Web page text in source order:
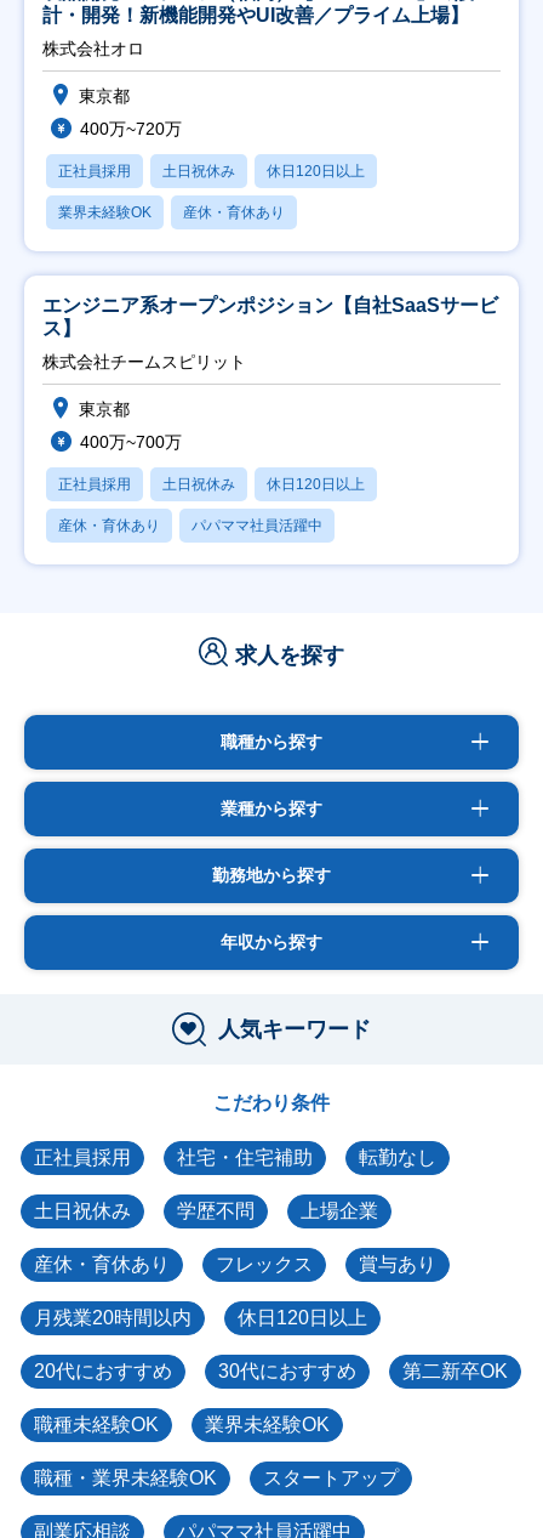
計・開発！新機能開発やUI改善／プライム上場】
株式会社オロ
東京都
400万~720万
正社員採用 土日祝休み 休日120日以上
業界未経験OK 産休・育休あり
エンジニア系オープンポジション【自社SaaSサービ
ス】
株式会社チームスピリット
東京都
400万~700万
正社員採用 土日祝休み 休日120日以上
産休・育休あり パパママ社員活躍中
求人を探す
職種から探す
業種から探す
勤務地から探す
年収から探す
人気キーワード
こだわり条件
正社員採用 社宅・住宅補助 転勤なし
土日祝休み 学歴不問 上場企業
産休・育休あり フレックス 賞与あり
月残業20時間以内 休日120日以上
20代におすすめ 30代におすすめ 第二新卒OK
職種未経験OK 業界未経験OK
職種・業界未経験OK スタートアップ
副業応相談 パパママ社員活躍中